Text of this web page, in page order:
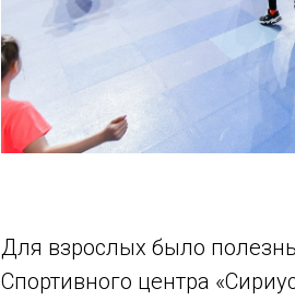
Для взрослых было
Спортивного центра